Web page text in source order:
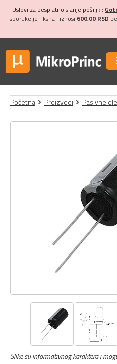
Uslovi za besplatno slanje pošiljki:
isporuke je fiksna i iznosi 600,00 RSD
Početna Proizvodi Pasivne
Slike su informativnog karaktera i